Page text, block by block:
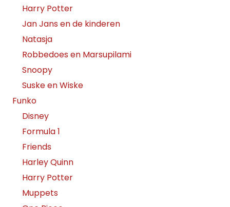
Harry Potter
Jan Jans en de kinderen
Natasja
Robbedoes en Marsupilami
Snoopy
Suske en Wiske
Funko
Disney
Formula 1
Friends
Harley Quinn
Harry Potter
Muppets